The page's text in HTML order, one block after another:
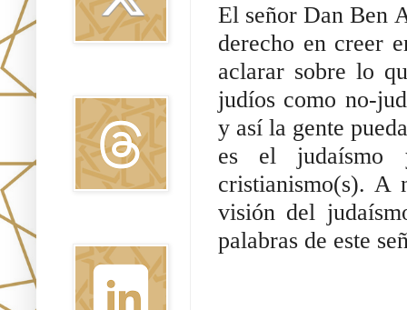
El señor Dan Ben
derecho en creer
aclarar sobre lo
judíos como no-
y así la gente
es el judaísmo
cristianismo(s). A
visión del
palabras de este